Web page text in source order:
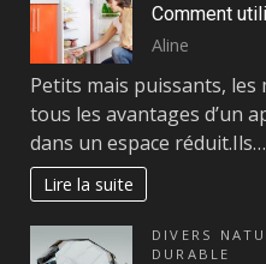
Comment
Aline
Petits mais puissants,
tous les avantages d’un
dans un espace réduit.Ils…
Lire la suite
DIVERS
DURABLE